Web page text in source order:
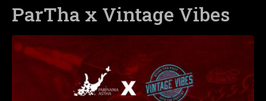
ParTha x Vintage Vibes